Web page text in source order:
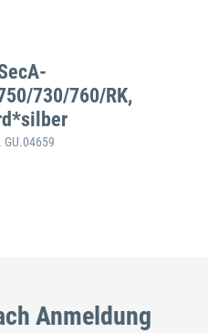
730/760/RK,
GU.04659
Anmeldung